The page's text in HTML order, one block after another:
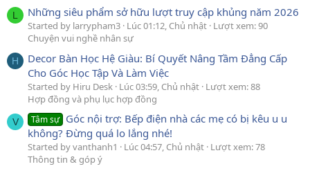
L Những siêu phẩm sở hữu lượt truy cập khủng năm 2026
Started by larrypham3 Lúc 01:12, Chủ nhật Lượt xem: 90
Chuyện vui nghề nhân sự
H
Decor Bàn Học Hệ Giàu: Bí Quyết Nâng Tầm Đẳng Cấp
Cho Góc Học Tập Và Làm Việc
Started by Hiru Desk Lúc 03:59, Chủ nhật Lượt xem: 88
Hợp đồng và phụ lục hợp đồng
V Tâm sự Góc nội trợ: Bếp điện nhà các mẹ có bị kêu u u
không? Đừng quá lo lắng nhé!
Started by vanthanh1 Lúc 04:57, Chủ nhật Lượt xem: 78
Thông tin & góp ý